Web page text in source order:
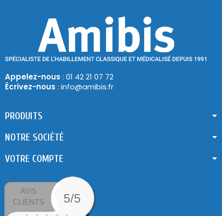
Appelez-nous : 01 42 21 07 72
Écrivez-nous : info@amibis.fr
PRODUITS
NOTRE SOCIÉTÉ
VOTRE COMPTE
AVIS
CLIENTS
5/5